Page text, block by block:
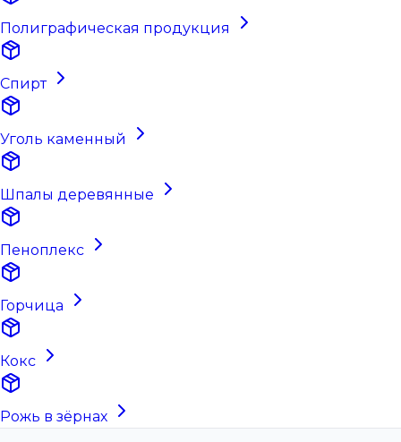
Полиграфическая продукция
Спирт
Уголь каменный
Шпалы деревянные
Пеноплекс
Горчица
Кокс
Рожь в зёрнах